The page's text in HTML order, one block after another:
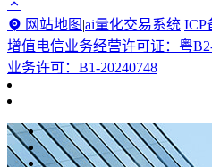
网站地图 |ai量化交易系统 ICP
增值电信业务经营许可证：粤
业务许可：B1-20240748